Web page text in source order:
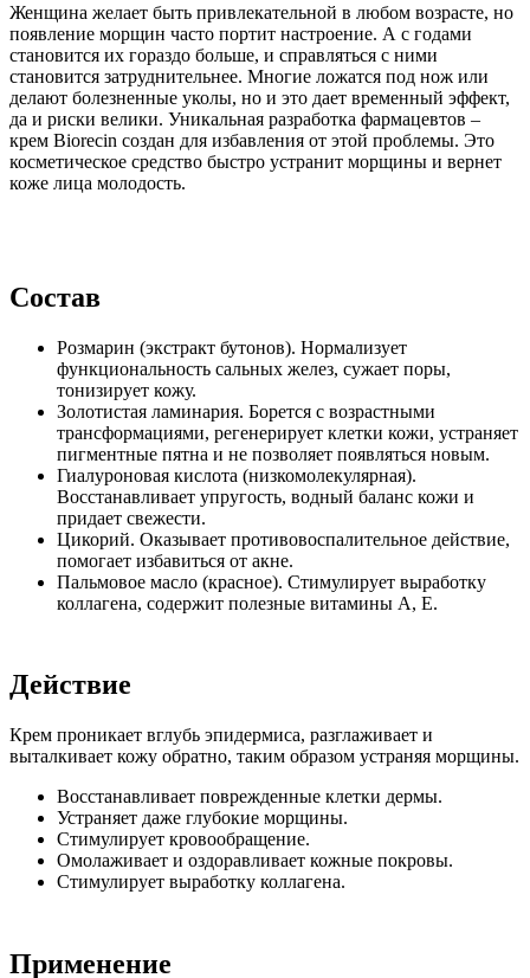
Женщина желает быть привлекательной в любом возрасте, но
появление морщин часто портит настроение. А с годами
становится их гораздо больше, и справляться с ними
становится затруднительнее. Многие ложатся под нож или
делают болезненные уколы, но и это дает временный эффект,
да и риски велики. Уникальная разработка фармацевтов –
крем Biorecin создан для избавления от этой проблемы. Это
косметическое средство быстро устранит морщины и вернет
коже лица молодость.
Состав
Розмарин (экстракт бутонов). Нормализует
функциональность сальных желез, сужает поры,
тонизирует кожу.
Золотистая ламинария. Борется с возрастными
трансформациями, регенерирует клетки кожи, устраняет
пигментные пятна и не позволяет появляться новым.
Гиалуроновая кислота (низкомолекулярная).
Восстанавливает упругость, водный баланс кожи и
придает свежести.
Цикорий. Оказывает противовоспалительное действие,
помогает избавиться от акне.
Пальмовое масло (красное). Стимулирует выработку
коллагена, содержит полезные витамины А, Е.
Действие
Крем проникает вглубь эпидермиса, разглаживает и
выталкивает кожу обратно, таким образом устраняя морщины.
Восстанавливает поврежденные клетки дермы.
Устраняет даже глубокие морщины.
Стимулирует кровообращение.
Омолаживает и оздоравливает кожные покровы.
Стимулирует выработку коллагена.
Применение